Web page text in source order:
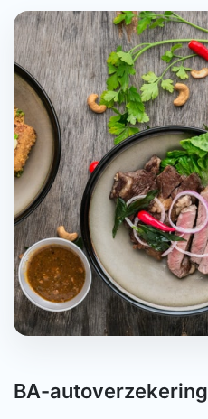
BA-autoverzekering